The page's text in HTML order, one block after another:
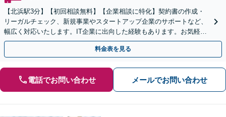
【北浜駅3分】【初回相談無料】【企業相談に特化】契約書の作成・
リーガルチェック、新規事業やスタートアップ企業のサポートなど、
幅広く対応いたします。IT企業に出向した経験もあります。お気軽に
ご相談ください。【電話相談可】【夜間・土日対応可】
料金表を見る
電話でお問い合わせ メールでお問い合わせ